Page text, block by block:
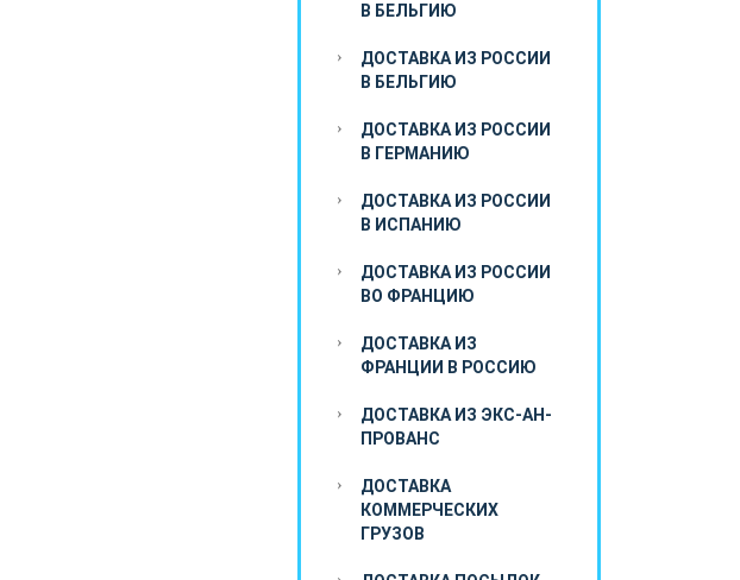
В БЕЛЬГИЮ
ДОСТАВКА ИЗ РОССИИ
В БЕЛЬГИЮ
ДОСТАВКА ИЗ РОССИИ
В ГЕРМАНИЮ
ДОСТАВКА ИЗ РОССИИ
В ИСПАНИЮ
ДОСТАВКА ИЗ РОССИИ
ВО ФРАНЦИЮ
ДОСТАВКА ИЗ
ФРАНЦИИ В РОССИЮ
ДОСТАВКА ИЗ ЭКС-АН-
ПРОВАНС
ДОСТАВКА
КОММЕРЧЕСКИХ
ГРУЗОВ